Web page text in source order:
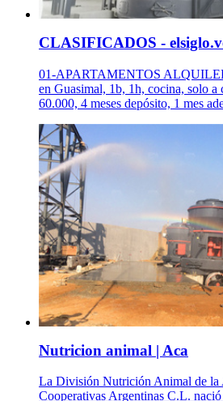
CLASIFICADOS -
01-APARTAMENTOS
en Guasimal, 1b, 1h, cocina, solo a
60.000, 4 meses depósito, 1 mes
Nutricion animal | Aca
La División Nutrición Animal de la
Cooperativas Argentinas C.L.